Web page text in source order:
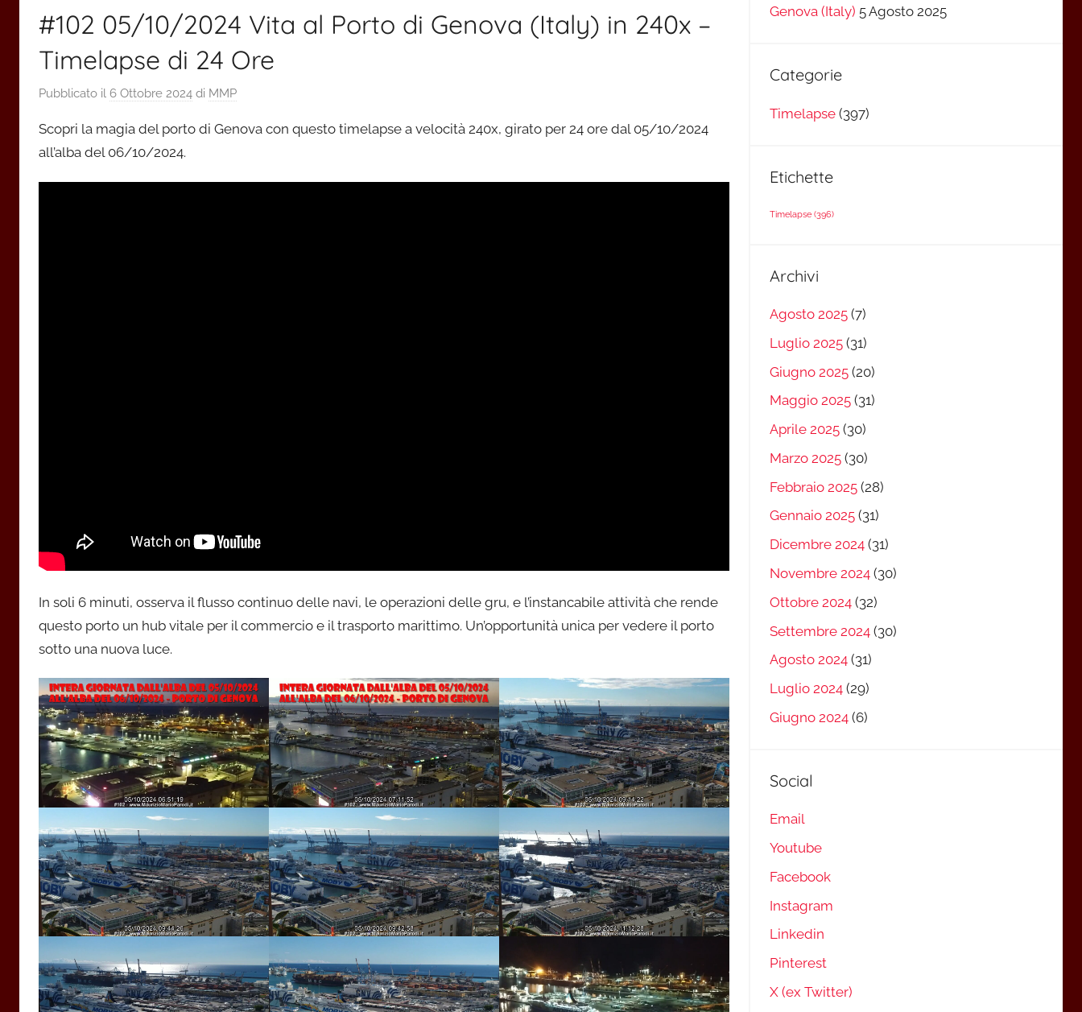
#102 05/10/2024 Vita al Porto di Genova (Italy) in 240x –
Timelapse di 24 Ore
Pubblicato il 6 Ottobre 2024 di MMP
Scopri la magia del porto di Genova con questo timelapse a velocità 240x, girato per 24 ore dal 05/10/2024
all’alba del 06/10/2024.
In soli 6 minuti, osserva il flusso continuo delle navi, le operazioni delle gru, e l’instancabile attività che rende
questo porto un hub vitale per il commercio e il trasporto marittimo. Un’opportunità unica per vedere il porto
sotto una nuova luce.
Genova (Italy) 5 Agosto 2025
Categorie
Timelapse(397)
Etichette
Timelapse(396)
Archivi
Agosto 2025(7)
Luglio 2025(31)
Giugno 2025(20)
Maggio 2025(31)
Aprile 2025(30)
Marzo 2025(30)
Febbraio 2025(28)
Gennaio 2025(31)
Dicembre 2024(31)
Novembre 2024(30)
Ottobre 2024(32)
Settembre 2024(30)
Agosto 2024(31)
Luglio 2024(29)
Giugno 2024(6)
Social
Email
Youtube
Facebook
Instagram
Linkedin
Pinterest
X (ex Twitter)